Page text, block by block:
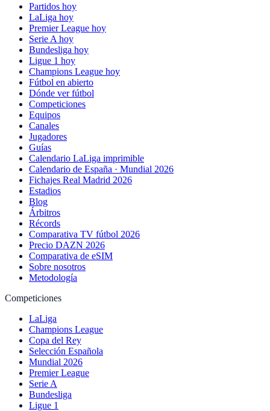
Partidos hoy
LaLiga hoy
Premier League hoy
Serie A hoy
Bundesliga hoy
Ligue 1 hoy
Champions League hoy
Fútbol en abierto
Dónde ver fútbol
Competiciones
Equipos
Canales
Jugadores
Guías
Calendario LaLiga imprimible
Calendario de España · Mundial 2026
Fichajes Real Madrid 2026
Estadios
Blog
Árbitros
Récords
Comparativa TV fútbol 2026
Precio DAZN 2026
Comparativa de eSIM
Sobre nosotros
Metodología
Competiciones
LaLiga
Champions League
Copa del Rey
Selección Española
Mundial 2026
Premier League
Serie A
Bundesliga
Ligue 1